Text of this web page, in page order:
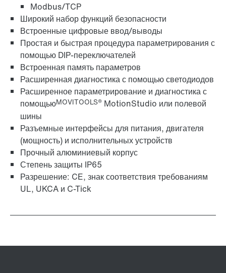
Modbus/TCP
Широкий набор функций безопасности
Встроенные цифровые ввод/выводы
Простая и быстрая процедура параметрирования с
помощью DIP-переключателей
Встроенная память параметров
Расширенная диагностика с помощью светодиодов
Расширенное параметрирование и диагностика с
помощьюMOVITOOLS® MotionStudio или полевой
шины
Разъемные интерфейсы для питания, двигателя
(мощность) и исполнительных устройств
Прочный алюминиевый корпус
Степень защиты IP65
Разрешение: CE, знак соответствия требованиям
UL, UKCA и C-Tick